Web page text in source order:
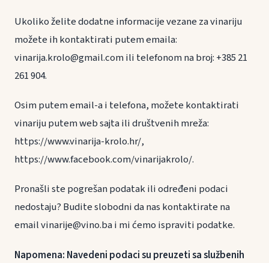
Ukoliko želite dodatne informacije vezane za vinariju
možete ih kontaktirati putem emaila:
vinarija.krolo@gmail.com ili telefonom na broj: +385 21
261 904.
Osim putem email-a i telefona, možete kontaktirati
vinariju putem web sajta ili društvenih mreža:
https://www.vinarija-krolo.hr/,
https://www.facebook.com/vinarijakrolo/.
Pronašli ste pogrešan podatak ili određeni podaci
nedostaju? Budite slobodni da nas kontaktirate na
email vinarije@vino.ba i mi ćemo ispraviti podatke.
Napomena: Navedeni podaci su preuzeti sa službenih